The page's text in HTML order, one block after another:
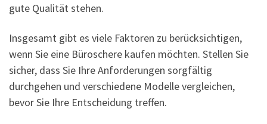
gute Qualität stehen.
Insgesamt gibt es viele Faktoren zu berücksichtigen,
wenn Sie eine Büroschere kaufen möchten. Stellen Sie
sicher, dass Sie Ihre Anforderungen sorgfältig
durchgehen und verschiedene Modelle vergleichen,
bevor Sie Ihre Entscheidung treffen.